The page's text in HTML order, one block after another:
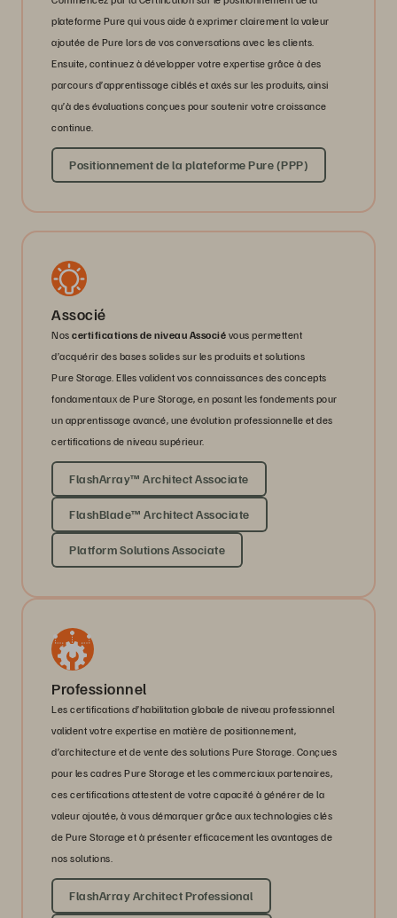
plateforme Pure qui vous aide à exprimer clairement la valeur
ajoutée de Pure lors de vos conversations avec les clients.
Ensuite, continuez à développer votre expertise grâce à des
parcours d’apprentissage ciblés et axés sur les produits, ainsi
qu’à des évaluations conçues pour soutenir votre croissance
continue.
Positionnement de la plateforme Pure (PPP)
Associé
Nos certifications de niveau Associé vous permettent
d’acquérir des bases solides sur les produits et solutions
Pure Storage. Elles valident vos connaissances des concepts
fondamentaux de Pure Storage, en posant les fondements pour
un apprentissage avancé, une évolution professionnelle et des
certifications de niveau supérieur.
FlashArray™ Architect Associate
FlashBlade™ Architect Associate
Platform Solutions Associate
Professionnel
Les certifications d’habilitation globale de niveau professionnel
valident votre expertise en matière de positionnement,
d’architecture et de vente des solutions Pure Storage. Conçues
pour les cadres Pure Storage et les commerciaux partenaires,
ces certifications attestent de votre capacité à générer de la
valeur ajoutée, à vous démarquer grâce aux technologies clés
de Pure Storage et à présenter efficacement les avantages de
nos solutions.
FlashArray Architect Professional